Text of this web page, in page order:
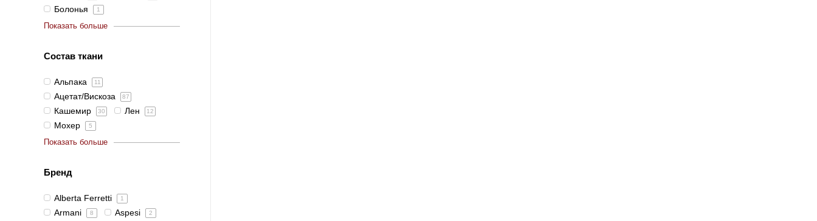
Болонья 1
Показать больше
Состав ткани
Альпака 11
Ацетат/Вискоза 87
Кашемир 30 Лен 12
Мохер 5
Показать больше
Бренд
Alberta Ferretti 1
Armani 8 Aspesi 2